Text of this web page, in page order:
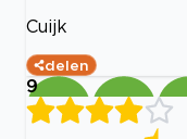
Cuijk
delen
9